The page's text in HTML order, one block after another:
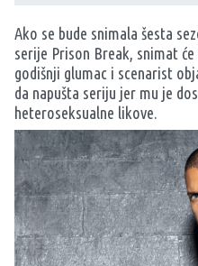
Ako se bude snimala šesta
serije Prison Break, snimat
godišnji glumac i scenarist
da napušta seriju jer mu je
heteroseksualne likove.